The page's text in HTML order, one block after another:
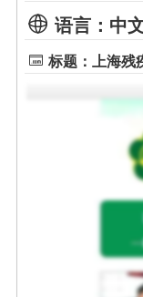
语言：中
标题：上海残